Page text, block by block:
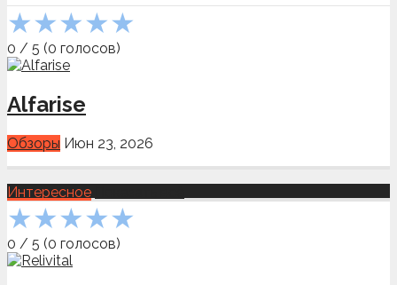
★★★★★
0 / 5 (0 голосов)
Alfarise
Обзоры Июн 23, 2026
Интересное
★★★★★
0 / 5 (0 голосов)